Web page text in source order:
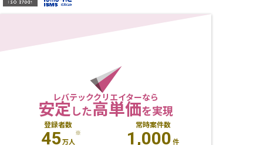
レバテッククリエイターなら
安定した高単価を実現
登録者数
45万人
※
常時案件数
1,000 件